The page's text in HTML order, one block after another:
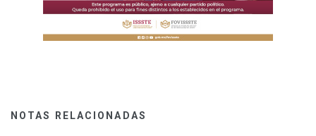
NOTAS RELACIONADAS